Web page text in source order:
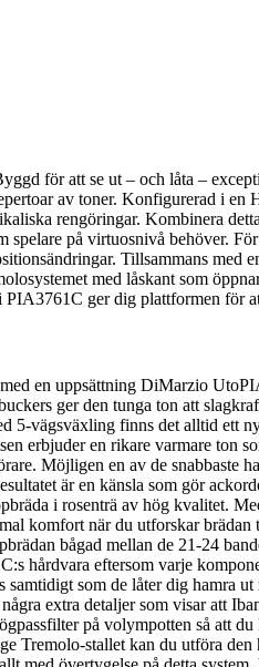
för att se ut – och låta –
av toner. Konfigurerad i
rengöringar. Kombinera
på virtuosnivå behöver.
Tillsammans med
med låskant som
ger dig plattformen för
en uppsättning DiMarzio
ger den tunga ton att
5-vägsväxling finns det alltid ett
erbjuder en rikare varmare ton
Möjligen en av de
är en känsla som gör
i rosenträ av hög kvalitet.
komfort när du utforskar
bågad mellan de 21-24
hårdvara eftersom varje
som de låter dig hamra
extra detaljer som visar att
på volympotten så att
stallet kan du utföra